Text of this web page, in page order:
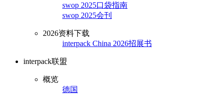
swop 2025口袋指南
swop 2025会刊
2026资料下载
interpack China 2026招展书
interpack联盟
概览
德国